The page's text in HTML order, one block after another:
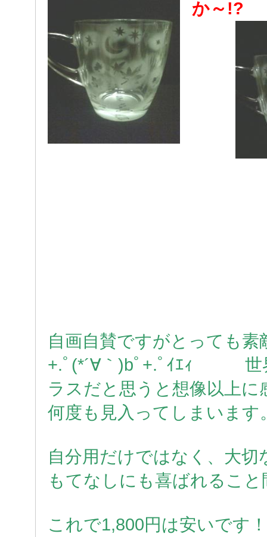
か～!?
自画自賛ですがとっても
+.ﾟ(*´∀｀)bﾟ+.ﾟｲｴｨ 世
ラスだと思うと想像以上
何度も見入ってしまいます
自分用だけではなく、大
もてなしにも喜ばれるこ
これで1,800円は安いです